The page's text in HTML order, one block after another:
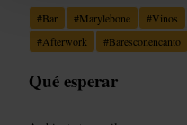
#Bar #Marylebone #Vinos
#Afterwork #Baresconencanto
Qué esperar